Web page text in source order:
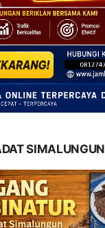
SIMALUNGUN